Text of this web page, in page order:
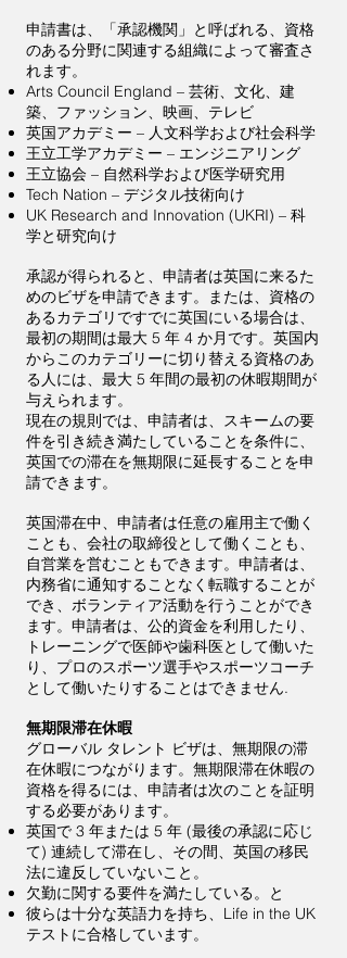
申請書は、「承認機関」と呼ばれる、資格
のある分野に関連する組織によって審査さ
れます。
Arts Council England – 芸術、文化、建
築、ファッション、映画、テレビ
英国アカデミー – 人文科学および社会科学
王立工学アカデミー – エンジニアリング
王立協会 – 自然科学および医学研究用
Tech Nation – デジタル技術向け
UK Research and Innovation (UKRI) – 科
学と研究向け
承認が得られると、申請者は英国に来るた
めのビザを申請できます。または、資格の
あるカテゴリですでに英国にいる場合は、
最初の期間は最大 5 年 4 か月です。英国内
からこのカテゴリーに切り替える資格のあ
る人には、最大 5 年間の最初の休暇期間が
与えられます。
現在の規則では、申請者は、スキームの要
件を引き続き満たしていることを条件に、
英国での滞在を無期限に延長することを申
請できます。
英国滞在中、申請者は任意の雇用主で働く
ことも、会社の取締役として働くことも、
自営業を営むこともできます。申請者は、
内務省に通知することなく転職することが
でき、ボランティア活動を行うことができ
ます。申請者は、公的資金を利用したり、
トレーニングで医師や歯科医として働いた
り、プロのスポーツ選手やスポーツコーチ
として働いたりすることはできません.
無期限滞在休暇
グローバル タレント ビザは、無期限の滞
在休暇につながります。無期限滞在休暇の
資格を得るには、申請者は次のことを証明
する必要があります。
英国で 3 年または 5 年 (最後の承認に応じ
て) 連続して滞在し、その間、英国の移民
法に違反していないこと。
欠勤に関する要件を満たしている。と
彼らは十分な英語力を持ち、Life in the UK
テストに合格しています。